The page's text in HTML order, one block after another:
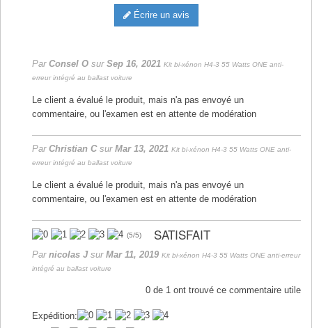
Écrire un avis
Par Consel O sur Sep 16, 2021 Kit bi-xénon H4-3 55 Watts ONE anti-
erreur intégré au ballast voiture
Le client a évalué le produit, mais n'a pas envoyé un
commentaire, ou l'examen est en attente de modération
Par Christian Csur Mar 13, 2021 Kit bi-xénon H4-3 55 Watts ONE anti-
erreur intégré au ballast voiture
Le client a évalué le produit, mais n'a pas envoyé un
commentaire, ou l'examen est en attente de modération
(5/5) SATISFAIT
Par nicolas Jsur Mar 11, 2019 Kit bi-xénon H4-3 55 Watts ONE anti-erreur
intégré au ballast voiture
0 de 1 ont trouvé ce commentaire utile
Expédition: